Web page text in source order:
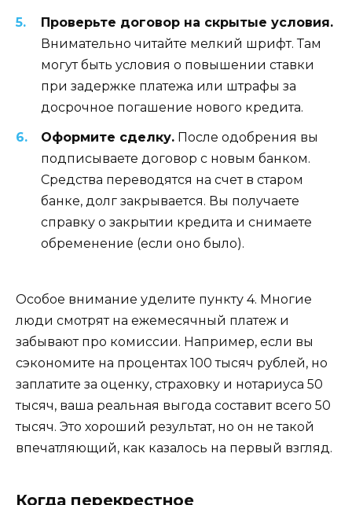
Проверьте договор на скрытые условия.
Внимательно читайте мелкий шрифт. Там
могут быть условия о повышении ставки
при задержке платежа или штрафы за
досрочное погашение нового кредита.
Оформите сделку. После одобрения вы
подписываете договор с новым банком.
Средства переводятся на счет в старом
банке, долг закрывается. Вы получаете
справку о закрытии кредита и снимаете
обременение (если оно было).
Особое внимание уделите пункту 4. Многие
люди смотрят на ежемесячный платеж и
забывают про комиссии. Например, если вы
сэкономите на процентах 100 тысяч рублей, но
заплатите за оценку, страховку и нотариуса 50
тысяч, ваша реальная выгода составит всего 50
тысяч. Это хороший результат, но он не такой
впечатляющий, как казалось на первый взгляд.
Когда перекрестное